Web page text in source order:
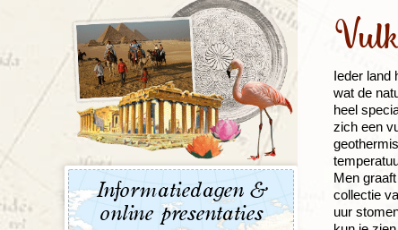
Ieder land
wat de
heel
zich een
Men
collectie
uur
Informatiedagen &
online presentaties